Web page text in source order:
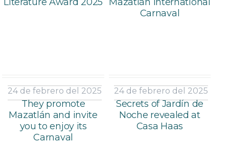
Carnaval
24 de febrero del 2025
They promote
Mazatlán and invite
you to enjoy its
Carnaval
24 de febrero del 2025
Secrets of Jardín de
Noche revealed at
Casa Haas